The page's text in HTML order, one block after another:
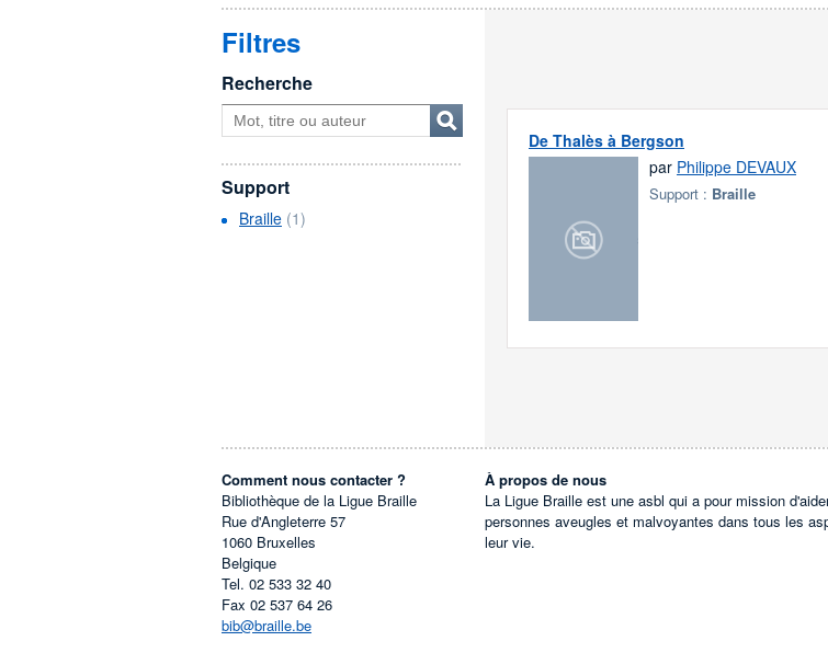
De Thalès à Bergson
par Philippe DEVAUX
Support : Braille
Filtres
Recherche
Support
Braille (1)
Comment nous contacter ?
Bibliothèque de la Ligue Braille
Rue d'Angleterre 57
1060 Bruxelles
Belgique
Tel. 02 533 32 40
Fax 02 537 64 26
bib@braille.be
À propos de nous
La Ligue Braille est une asbl qui a pour mission
personnes aveugles et malvoyantes dans tous les
leur vie.